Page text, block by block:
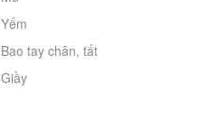
Yếm
Bao tay chân, tất
Giầy